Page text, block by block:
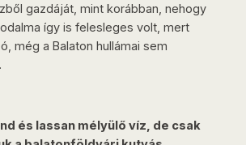
gazdáját, mint korábban, nehogy
így is felesleges volt, mert
még a Balaton hullámai sem
és lassan mélyülő víz, de csak